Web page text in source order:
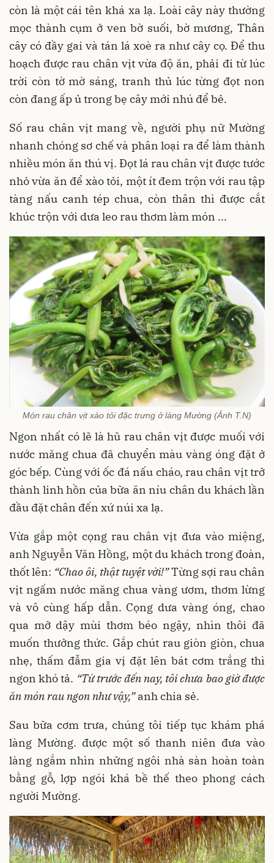
còn là một cái tên khá xa lạ. Loài cây này thường
mọc thành cụm ở ven bờ suối, bờ mương, Thân
cây có đầy gai và tán lá xoè ra như cây cọ. Để thu
hoạch được rau chân vịt vừa độ ăn, phải đi từ lúc
trời còn tờ mờ sáng, tranh thủ lúc từng đọt non
còn đang ấp ủ trong bẹ cây mới nhú để bẻ.
Số rau chân vịt mang về, người phụ nữ Mường
nhanh chóng sơ chế và phân loại ra để làm thành
nhiều món ăn thú vị. Đọt lá rau chân vịt được tước
nhỏ vừa ăn để xào tỏi, một ít đem trộn với rau tập
tàng nấu canh tép chua, còn thân thì được cắt
khúc trộn với dưa leo rau thơm làm món ...
Món rau chân vịt xào tỏi đặc trưng ở làng Mường (Ảnh T.N)
Ngon nhất có lẽ là hũ rau chân vịt được muối với
nước măng chua đã chuyển màu vàng óng đặt ở
góc bếp. Cùng với ốc đá nấu cháo, rau chân vịt trở
thành linh hồn của bữa ăn níu chân du khách lần
đầu đặt chân đến xứ núi xa lạ.
Vừa gắp một cọng rau chân vịt đưa vào miệng,
anh Nguyễn Văn Hồng, một du khách trong đoàn,
thốt lên: “Chao ôi, thật tuyệt vời!”Từng sợi rau chân
vịt ngấm nước măng chua vàng ươm, thơm lừng
và vô cùng hấp dẫn. Cọng dưa vàng óng, chao
qua mỡ dậy mùi thơm béo ngậy, nhìn thôi đã
muốn thưởng thức. Gắp chút rau giòn giòn, chua
nhẹ, thấm đẫm gia vị đặt lên bát cơm trắng thì
ngon khó tả. “Từ trước đến nay, tôi chưa bao giờ được
ăn món rau ngon như vậy,”anh chia sẻ.
Sau bữa cơm trưa, chúng tôi tiếp tục khám phá
làng Mường. được một số thanh niên đưa vào
làng ngắm nhìn những ngôi nhà sàn hoàn toàn
bằng gỗ, lợp ngói khá bề thế theo phong cách
người Mường.